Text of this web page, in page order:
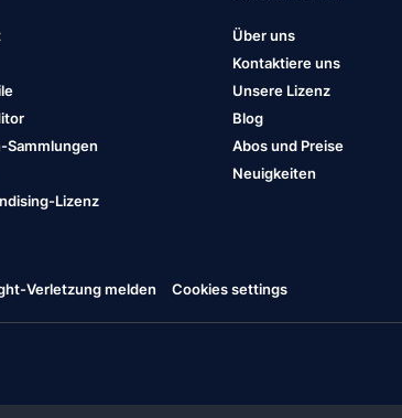
Sammlungen
Lizenz
Über uns
Kontaktiere uns
Unsere Lizenz
Blog
Abos und Preise
Neuigkeiten
Verletzung melden Cookies settings